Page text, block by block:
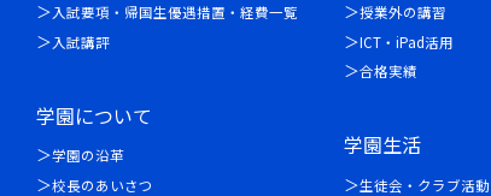
入試要項・帰国生優遇措置・経費一覧
入試講評
学園について
学園の沿革
校長のあいさつ
授業外の講習
ICT・iPad活用
合格実績
学園生活
生徒会・クラブ活動